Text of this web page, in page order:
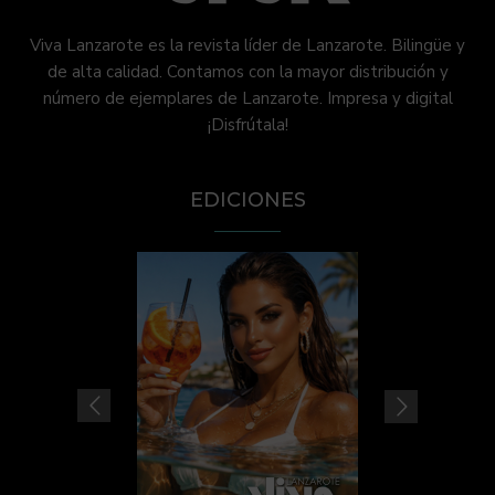
Viva Lanzarote es la revista líder de Lanzarote. Bilingüe y
de alta calidad. Contamos con la mayor distribución y
número de ejemplares de Lanzarote. Impresa y digital
¡Disfrútala!
EDICIONES